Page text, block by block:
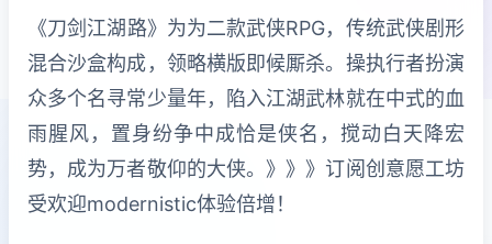
《刀剑江湖路》为为二款武侠RPG，传统武侠剧形
混合沙盒构成，领略横版即候厮杀。操执行者扮演
众多个名寻常少量年，陷入江湖武林就在中式的血
雨腥风，置身纷争中成恰是侠名，搅动白天降宏
势，成为万者敬仰的大侠。》》》订阅创意愿工坊
受欢迎modernistic体验倍增！